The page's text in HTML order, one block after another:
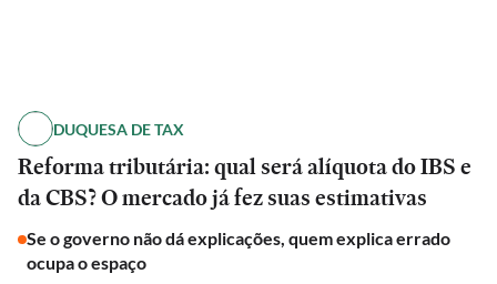
DUQUESA DE TAX
Reforma tributária: qual será alíquota do IBS e
da CBS? O mercado já fez suas estimativas
Se o governo não dá explicações, quem explica errado
ocupa o espaço